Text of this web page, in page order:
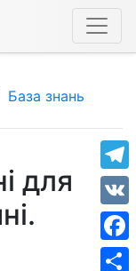
VK
База знань
для